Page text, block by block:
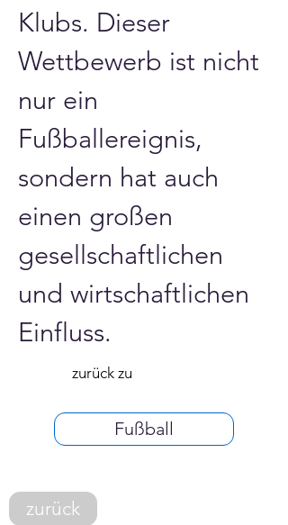
zurück zu
Fußball
Klubs. Dieser
Wettbewerb ist nicht
nur ein
Fußballereignis,
sondern hat auch
einen großen
gesellschaftlichen
und wirtschaftlichen
Einfluss.
zurück